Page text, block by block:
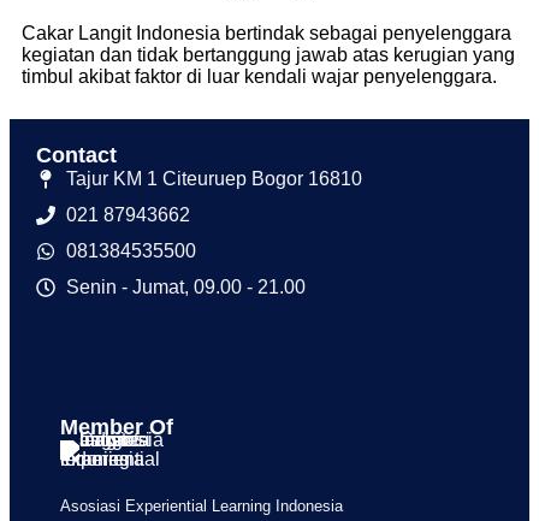
Cakar Langit Indonesia bertindak sebagai penyelenggara
kegiatan dan tidak bertanggung jawab atas kerugian yang
timbul akibat faktor di luar kendali wajar penyelenggara.
Contact
Tajur KM 1 Citeuruep Bogor 16810
021 87943662
081384535500
Senin - Jumat, 09.00 - 21.00
Member Of
Asosiasi Experiential Learning Indonesia